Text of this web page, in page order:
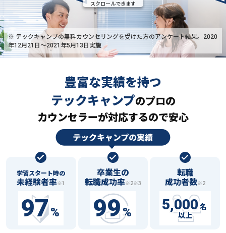
スクロールできます
※ テックキャンプの無料カウンセリングを受けた方のアンケート結果。2020
年12月21日〜2021年5月13日実施
豊富な実績を持つ
テックキャンプのプロの
カウンセラーが対応するので安心
学習スタート時の
未経験者率※1
97%
卒業生の
転職成功率※2※3
99%
転職
成功者数※2
5,000 名
以上